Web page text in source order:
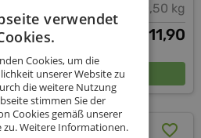
0,50 kg
11,90
Warenkorb
Waldhonig 500g
verwendet
Cookies, um die
unserer Website zu
die weitere Nutzung
stimmen Sie der
Cookies gemäß unserer
zu.Weitere Informationen.